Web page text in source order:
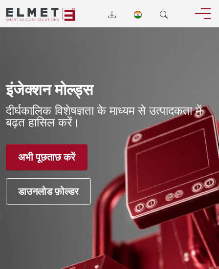
इंजेक्शन मोल्ड्स
दीर्घकालिक विशेषज्ञता के माध्यम से उत्पादकता में
बढ़त हासिल करें।
अभी पूछताछ करें
डाउनलोड फ़ोल्डर